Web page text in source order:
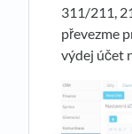
311/211,
převezme
výdej účet